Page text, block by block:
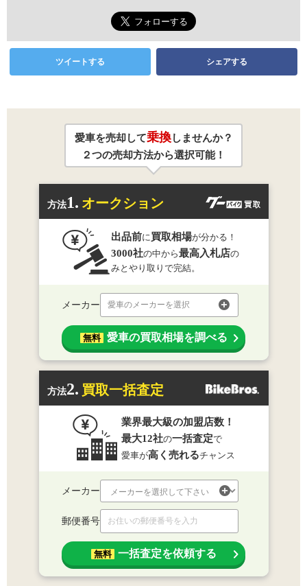
ツイートする シェアする
愛車を売却して乗換しませんか？
２つの売却方法から選択可能！
方法1. オークション
出品前に買取相場が分かる！
3000社の中から最高入札店の
みとやり取りで完結。
メーカー 愛車のメーカーを選択
無料 愛車の買取相場を調べる
方法2. 買取一括査定
業界最大級の加盟店数！
最大12社の一括査定で
愛車が高く売れるチャンス
メーカー
郵便番号
無料 一括査定を依頼する